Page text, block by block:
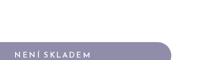
NENÍ SKLADEM